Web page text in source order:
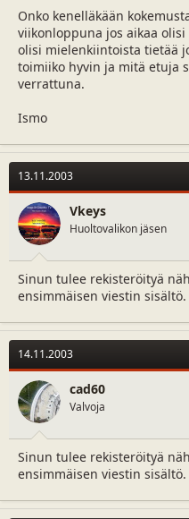
a
l
o
i
t
t
a
j
a
m
ä
ä
r
ä
Onko kenelläkään
viikonloppuna jos aikaa
olisi mielenkiintoista tietää
toimiiko hyvin ja mitä etuja
verrattuna.
Ismo
13.11.2003
Vkeys
Huoltovalikon jäsen
Sinun tulee rekisteröityä
ensimmäisen viestin sisältö.
14.11.2003
cad60
Valvoja
Sinun tulee rekisteröityä
ensimmäisen viestin sisältö.